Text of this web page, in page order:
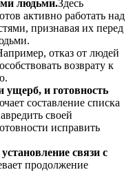
людьми.Здесь
активно работать над
признавая их перед
отказ от людей
возврату к
ущерб, и готовность
составление списка
своей
исправить
связи с
продолжение